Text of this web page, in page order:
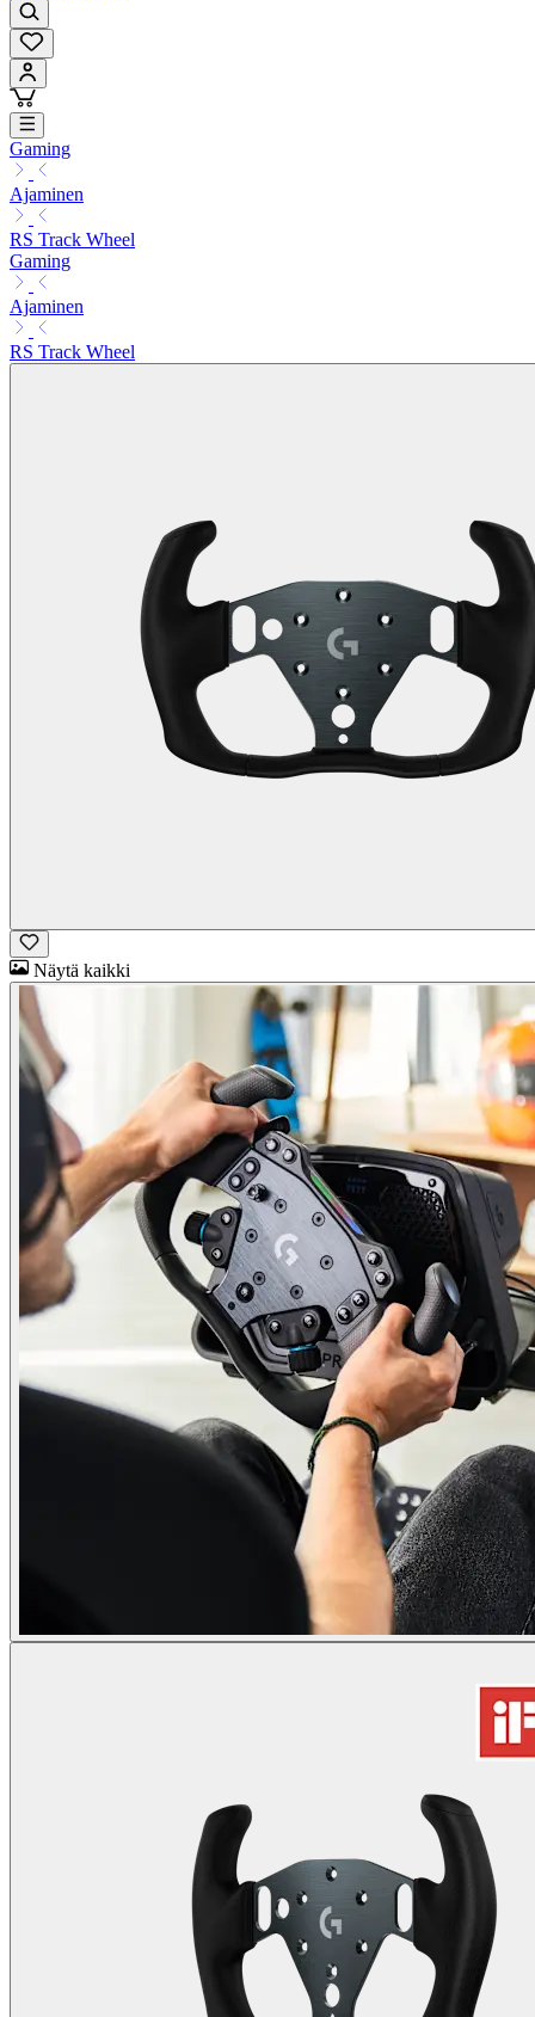
Gaming
Ajaminen
RS Track Wheel
Gaming
Ajaminen
RS Track Wheel
Näytä kaikki